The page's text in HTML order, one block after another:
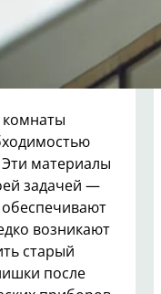
материалы
задачей —
возникают
старый
после